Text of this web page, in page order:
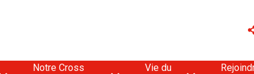
Notre Cross
Vie du